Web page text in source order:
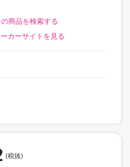
商品を検索する
ーカーサイトを見る
(税抜)